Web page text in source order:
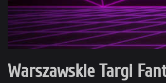
Warszawskie Targi